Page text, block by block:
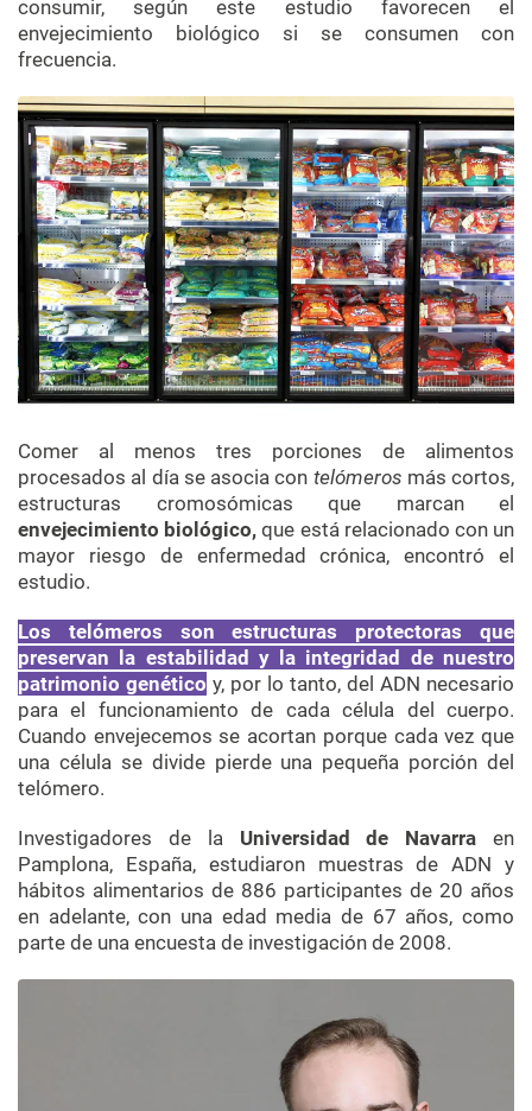
consumir, según este estudio favorecen el
envejecimiento biológico si se consumen con
frecuencia.
Comer al menos tres porciones de alimentos
procesados ​​al día se asocia con telómeros más cortos,
estructuras cromosómicas que marcan el
envejecimiento biológico, que está relacionado con un
mayor riesgo de enfermedad crónica, encontró el
estudio.
Los telómeros son estructuras protectoras que
preservan la estabilidad y la integridad de nuestro
patrimonio genético y, por lo tanto, del ADN necesario
para el funcionamiento de cada célula del cuerpo.
Cuando envejecemos se acortan porque cada vez que
una célula se divide pierde una pequeña porción del
telómero.
Investigadores de la Universidad de Navarra en
Pamplona, ​​España, estudiaron muestras de ADN y
hábitos alimentarios de 886 participantes de 20 años
en adelante, con una edad media de 67 años, como
parte de una encuesta de investigación de 2008.